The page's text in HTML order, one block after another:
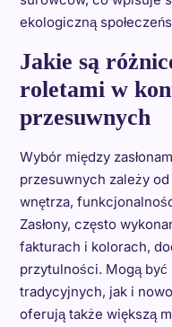
ekologiczną
Jakie są
roletami w
przesuwnych
Wybór między
przesuwnych zależy
wnętrza,
Zasłony, często
fakturach i kolorach,
przytulności. Mogą
tradycyjnych, jak i
oferują także większą